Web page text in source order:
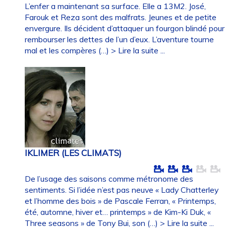
L’enfer a maintenant sa surface. Elle a 13M2. José,
Farouk et Reza sont des malfrats. Jeunes et de petite
envergure. Ils décident d’attaquer un fourgon blindé pour
rembourser les dettes de l’un d’eux. L’aventure tourne
mal et les compères (…) > Lire la suite ...
IKLIMER (LES CLIMATS)
De l’usage des saisons comme métronome des
sentiments. Si l’idée n’est pas neuve « Lady Chatterley
et l’homme des bois » de Pascale Ferran, « Printemps,
été, automne, hiver et… printemps » de Kim-Ki Duk, «
Three seasons » de Tony Bui, son (…) > Lire la suite ...